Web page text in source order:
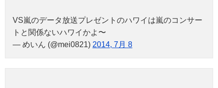
VS嵐のデータ放送プレゼントのハワイは嵐のコンサー
トと関係ないハワイかよ〜
— めいん (@mei0821) 2014, 7月 8